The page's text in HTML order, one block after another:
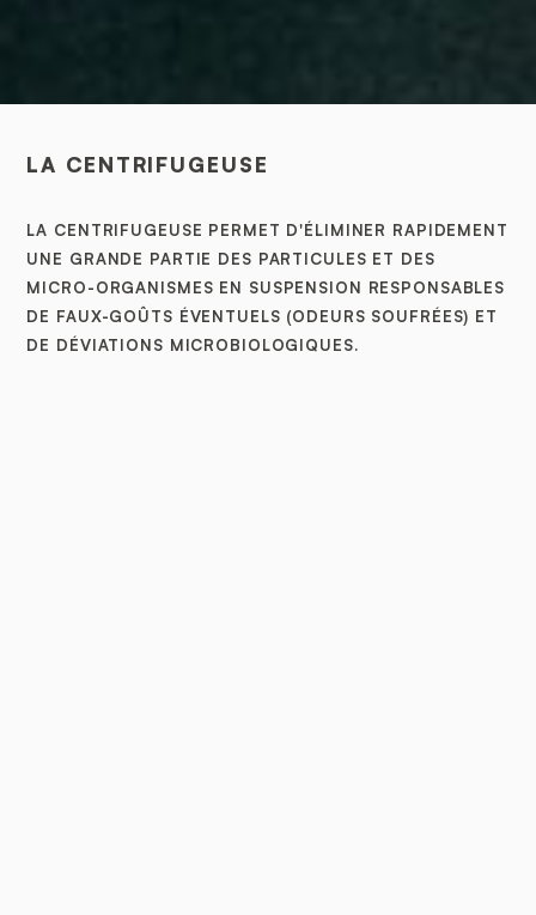
LA CENTRIFUGEUSE PERMET D'ÉLIMINER RAPIDEMENT
UNE GRANDE PARTIE DES PARTICULES ET DES
MICRO-ORGANISMES EN SUSPENSION RESPONSABLES
DE FAUX-GOÛTS ÉVENTUELS (ODEURS SOUFRÉES) ET
DE DÉVIATIONS MICROBIOLOGIQUES.
LA CENTRIFUGEUSE